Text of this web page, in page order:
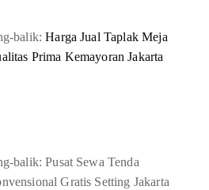
balik:Harga Jual Taplak Meja
Prima Kemayoran Jakarta
balik: Pusat Sewa Tenda
Gratis Setting Jakarta